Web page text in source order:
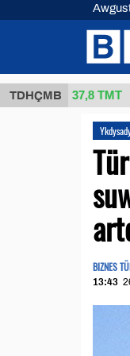
TDHÇMB
37,8 ТМТ
BIZNES
13:43